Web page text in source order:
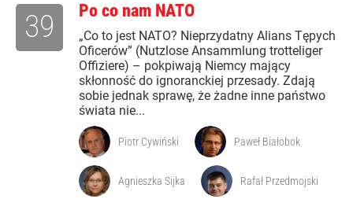
Po co nam NATO
„Co to jest NATO? Nieprzydatny Alians Tępych
Oficerów” (Nutzlose Ansammlung trotteliger
Offiziere) – pokpiwają Niemcy mający
skłonność do ignoranckiej przesady. Zdają
sobie jednak sprawę, że żadne inne państwo
świata nie...
39
Piotr Cywiński Paweł Białobok
Agnieszka Sijka Rafał Przedmojski